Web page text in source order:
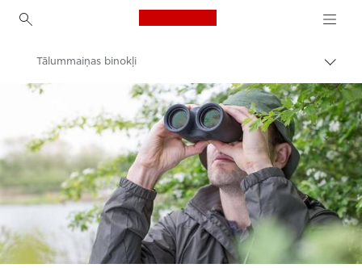
Canon Logo, back to
Canon
Binokļi
Tālummaiņas binokļi